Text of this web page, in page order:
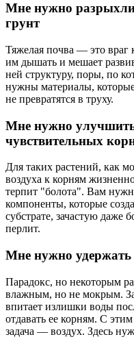
Мне нужно
грунт
Тяжелая почва — это враг
им дышать и мешает
ней структуру, поры, по
нужны материалы,
не превратятся в труху.
Мне нужно
чувствительных
Для таких растений, как
воздуха к корням
терпит "болота". Вам
компоненты, которые
субстрате, зачастую даже
перлит.
Мне нужно удержать
Парадокс, но некоторым
влажным, но не мокрым.
впитает излишки воды
отдавать ее корням. С
задача — воздух. Здесь